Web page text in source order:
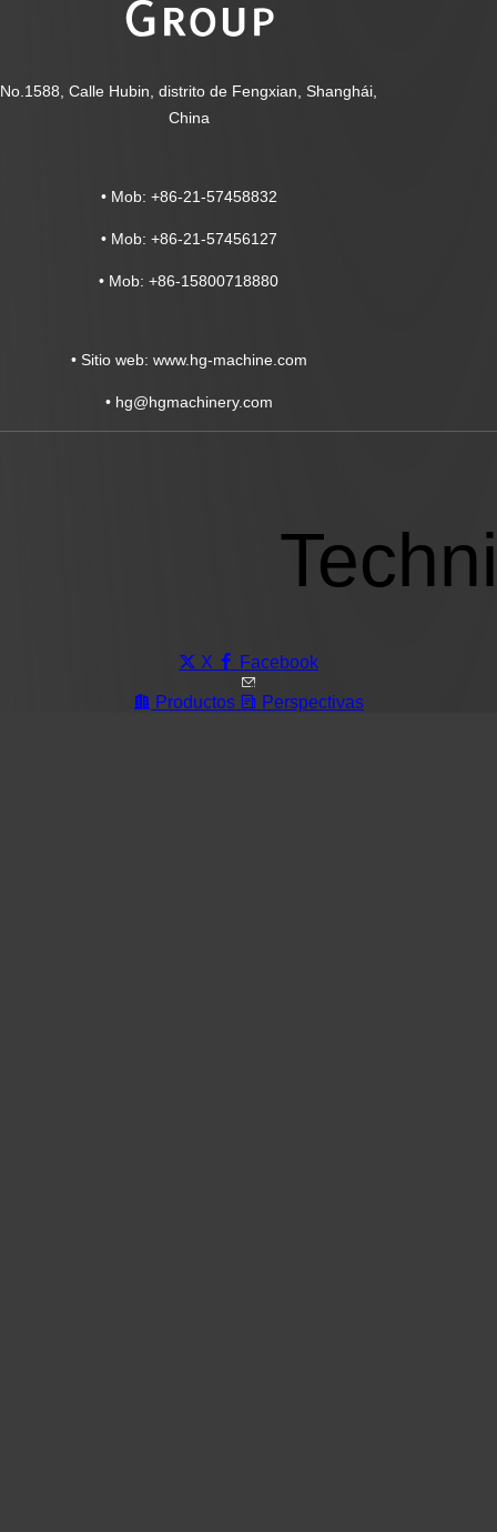
No.1588, Calle Hubin, distrito de Fengxian, Shanghái,
China
• Mob: +86-21-57458832
• Mob: +86-21-57456127
• Mob: +86-15800718880
• Sitio web: www.hg-machine.com
• hg@hgmachinery.com
X Facebook
Productos Perspectivas